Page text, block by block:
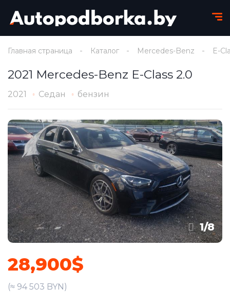
Главная страница Каталог Mercedes-Benz E-
2021 Mercedes-Benz E-Class 2.0
2021 Седан бензин
1/8
28,900$
(≈ 94 503 BYN)